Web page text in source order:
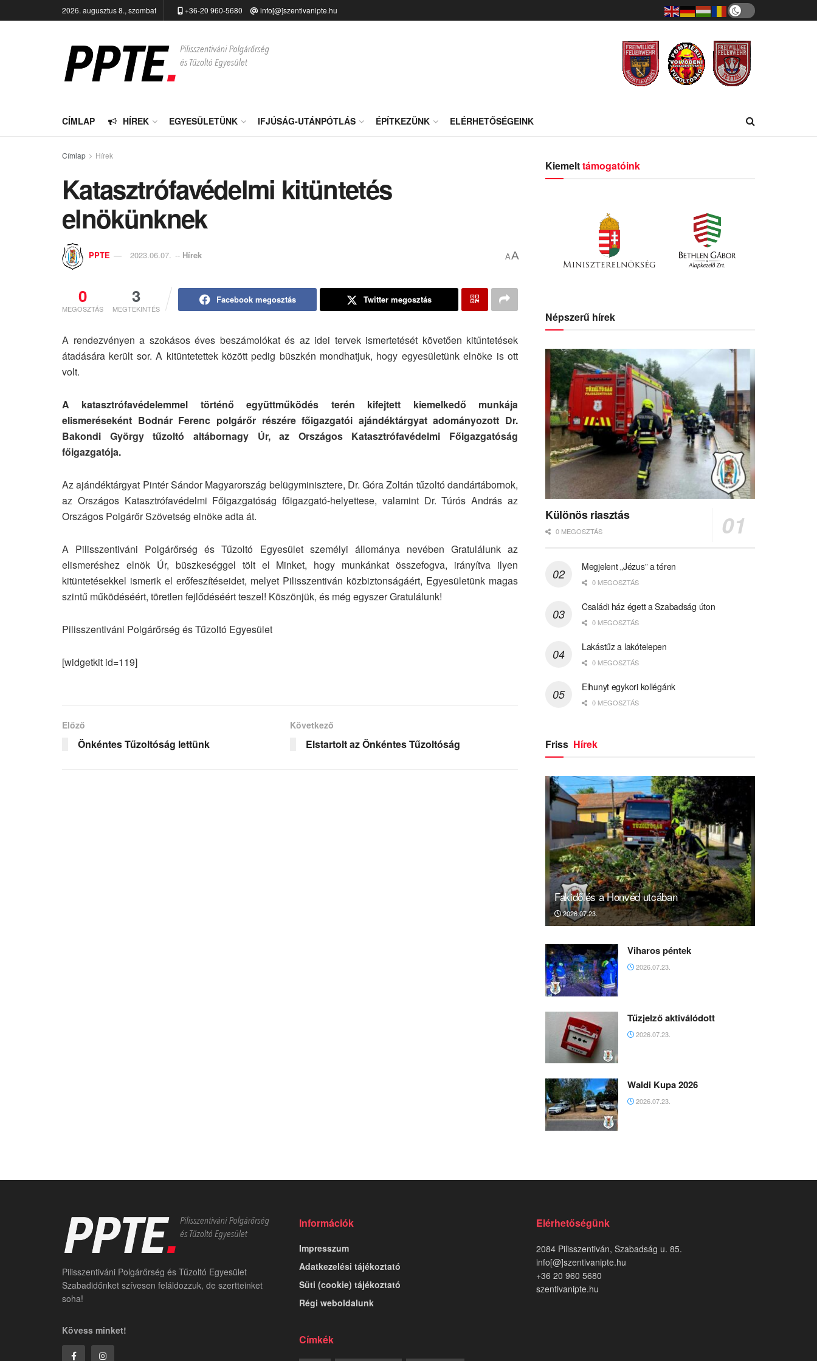
2026. augusztus 8., szombat +36-20 960-5680 info[@]szentivanipte.hu
CÍMLAP HÍREK EGYESÜLETÜNK IFJÚSÁG-UTÁNPÓTLÁS ÉPÍTKEZÜNK ELÉRHETŐSÉGEINK
Címlap Hírek
Katasztrófavédelmi kitüntetés
elnökünknek
PPTE 2023.06.07. -- Hírek AA
0
MEGOSZTÁS
3
MEGTEKINTÉS
Facebook megosztás Twitter megosztás
A rendezvényen a szokásos éves beszámolókat és az idei tervek ismertetését követően kitűntetések
átadására került sor. A kitüntetettek között pedig büszkén mondhatjuk, hogy egyesületünk elnöke is ott
volt.
A katasztrófavédelemmel történő együttműködés terén kifejtett kiemelkedő munkája
elismeréseként Bodnár Ferenc polgárőr részére főigazgatói ajándéktárgyat adományozott Dr.
Bakondi György tűzoltó altábornagy Úr, az Országos Katasztrófavédelmi Főigazgatóság
főigazgatója.
Az ajándéktárgyat Pintér Sándor Magyarország belügyminisztere, Dr. Góra Zoltán tűzoltó dandártábornok,
az Országos Katasztrófavédelmi Főigazgatóság főigazgató-helyettese, valamint Dr. Túrós András az
Országos Polgárőr Szövetség elnöke adta át.
A Pilisszentiváni Polgárőrség és Tűzoltó Egyesület személyi állománya nevében Gratulálunk az
elismeréshez elnök Úr, büszkeséggel tölt el Minket, hogy munkánkat összefogva, irányítva ilyen
kitüntetésekkel ismerik el erőfeszítéseidet, melyet Pilisszentiván közbiztonságáért, Egyesületünk magas
szintű működéséért, töretlen fejlődéséért teszel! Köszönjük, és még egyszer Gratulálunk!
Pilisszentiváni Polgárőrség és Tűzoltó Egyesület
[widgetkit id=119]
Előző
Önkéntes Tűzoltóság lettünk
Következő
Elstartolt az Önkéntes Tűzoltóság
Kiemelttámogatóink
Népszerű hírek
Különös riasztás
0 MEGOSZTÁS
Megjelent „Jézus” a téren
0 MEGOSZTÁS
Családi ház égett a Szabadság úton
0 MEGOSZTÁS
Lakástűz a lakótelepen
0 MEGOSZTÁS
Elhunyt egykori kollégánk
0 MEGOSZTÁS
Friss Hírek
Fakidőlés a Honvéd utcában
2026.07.23.
Viharos péntek
2026.07.23.
Tűzjelző aktiválódott
2026.07.23.
Waldi Kupa 2026
2026.07.23.
Pilisszentiváni Polgárőrség és Tűzoltó Egyesület
Szabadidőnket szívesen feláldozzuk, de szertteinket
soha!
Kövess minket!
Információk
Impresszum
Adatkezelési tájékoztató
Süti (cookie) tájékoztató
Régi weboldalunk
Címkék
Elérhetőségünk
2084 Pilisszentiván, Szabadság u. 85.
info[@]szentivanipte.hu
+36 20 960 5680
szentivanipte.hu